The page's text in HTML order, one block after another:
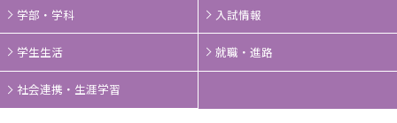
学部・学科 入試情報
学生生活 就職・進路
社会連携・生涯学習